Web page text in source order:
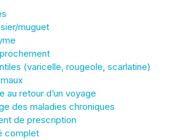
muguet
(varicelle, rougeole, scarlatine)
au retour d’un voyage
des maladies chroniques
de prescription
complet